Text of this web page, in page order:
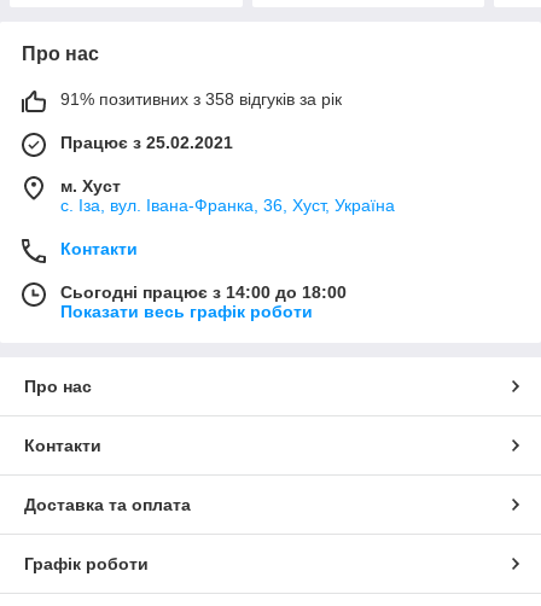
Про нас
91% позитивних з 358 відгуків за рік
Працює з 25.02.2021
м. Хуст
с. Іза, вул. Івана-Франка, 36, Хуст, Україна
Контакти
Сьогодні працює з 14:00 до 18:00
Показати весь графік роботи
Про нас
Контакти
Доставка та оплата
Графік роботи